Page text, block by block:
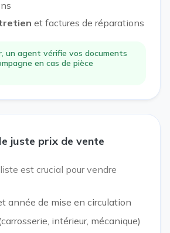
et factures de réparations
un agent vérifie vos documents
en cas de pièce
juste prix de vente
est crucial pour vendre
année de mise en circulation
intérieur, mécanique)